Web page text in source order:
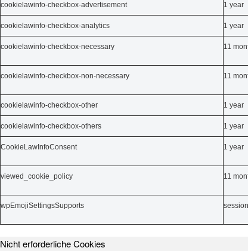
cookielawinfo-checkbox-advertisement 1 year
cookielawinfo-checkbox-analytics 1 year
cookielawinfo-checkbox-necessary 11
cookielawinfo-checkbox-non-necessary 11
cookielawinfo-checkbox-other 1 year
cookielawinfo-checkbox-others 1 year
CookieLawInfoConsent 1 year
viewed_cookie_policy 11
wpEmojiSettingsSupports session
Nicht erforderliche Cookies